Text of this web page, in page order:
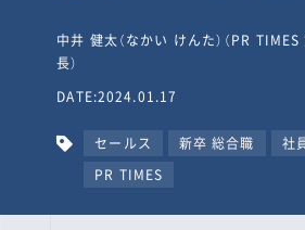
山田真輔（やまだ しんすけ）（執行役
長）
DATE:2023.09.08
カルチャー CxO キャリ